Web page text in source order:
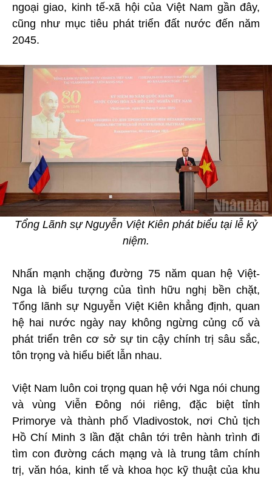
ngoại giao, kinh tế-xã hội của Việt Nam gần đây,
cũng như mục tiêu phát triển đất nước đến năm
2045.
Tổng Lãnh sự Nguyễn Việt Kiên phát biểu tại lễ kỷ
niệm.
Nhấn mạnh chặng đường 75 năm quan hệ Việt-
Nga là biểu tượng của tình hữu nghị bền chặt,
Tổng lãnh sự Nguyễn Việt Kiên khẳng định, quan
hệ hai nước ngày nay không ngừng củng cố và
phát triển trên cơ sở sự tin cậy chính trị sâu sắc,
tôn trọng và hiểu biết lẫn nhau.
Việt Nam luôn coi trọng quan hệ với Nga nói chung
và vùng Viễn Đông nói riêng, đặc biệt tỉnh
Primorye và thành phố Vladivostok, nơi Chủ tịch
Hồ Chí Minh 3 lần đặt chân tới trên hành trình đi
tìm con đường cách mạng và là trung tâm chính
trị, văn hóa, kinh tế và khoa học kỹ thuật của khu